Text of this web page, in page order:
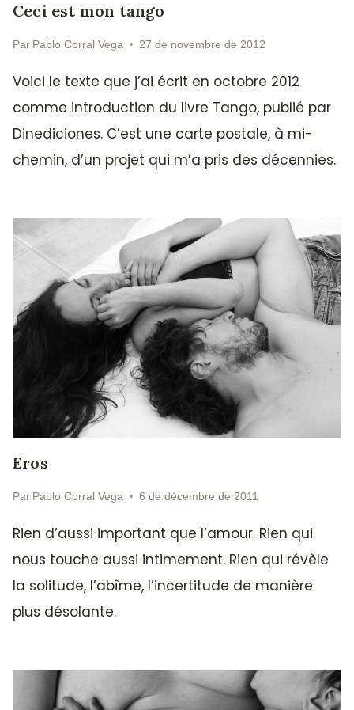
Ceci est mon tango
Par Pablo Corral Vega 27 de novembre de 2012
Voici le texte que j’ai écrit en octobre 2012
comme introduction du livre Tango, publié par
Dinediciones. C’est une carte postale, à mi-
chemin, d’un projet qui m’a pris des décennies.
Eros
Par Pablo Corral Vega 6 de décembre de 2011
Rien d’aussi important que l’amour. Rien qui
nous touche aussi intimement. Rien qui révèle
la solitude, l’abîme, l’incertitude de manière
plus désolante.